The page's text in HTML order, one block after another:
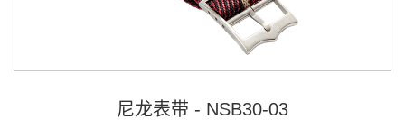
尼龙表带 - NSB30-03